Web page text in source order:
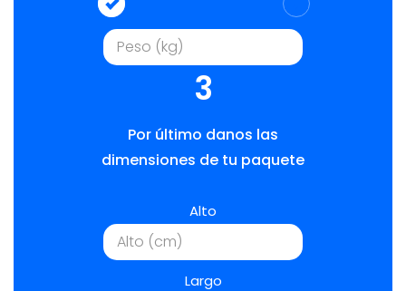
3
Por último danos las
dimensiones de tu paquete
Alto
Largo